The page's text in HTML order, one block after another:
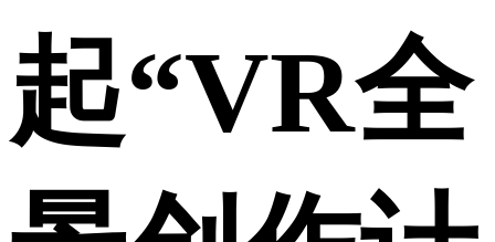
起“VR全